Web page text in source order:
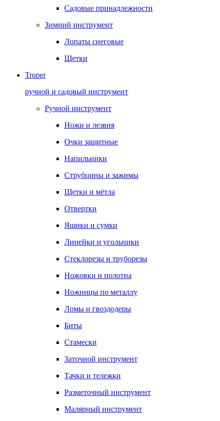
Садовые принадлежности
Зимний инструмент
Лопаты снеговые
Щетки
Truper
ручной и садовый инструмент
Ручной инструмент
Ножи и лезвия
Очки защитные
Напильники
Струбцины и зажимы
Щетки и мётла
Отвертки
Ящики и сумки
Линейки и угольники
Стеклорезы и труборезы
Ножовки и полотна
Ножницы по металлу
Ломы и гвоздодеры
Биты
Стамески
Заточной инструмент
Тачки и тележки
Разметочный инструмент
Малярный инструмент